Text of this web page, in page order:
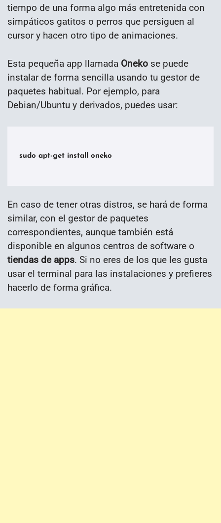
tiempo de una forma algo más entretenida con
simpáticos gatitos o perros que persiguen al
cursor y hacen otro tipo de animaciones.
Esta pequeña app llamada Oneko se puede
instalar de forma sencilla usando tu gestor de
paquetes habitual. Por ejemplo, para
Debian/Ubuntu y derivados, puedes usar:
sudo apt-get install oneko
En caso de tener otras distros, se hará de forma
similar, con el gestor de paquetes
correspondientes, aunque también está
disponible en algunos centros de software o
tiendas de apps. Si no eres de los que les gusta
usar el terminal para las instalaciones y prefieres
hacerlo de forma gráfica.